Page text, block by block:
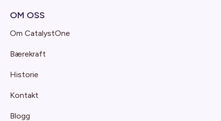
OM OSS
Om CatalystOne
Bærekraft
Historie
Kontakt
Blogg